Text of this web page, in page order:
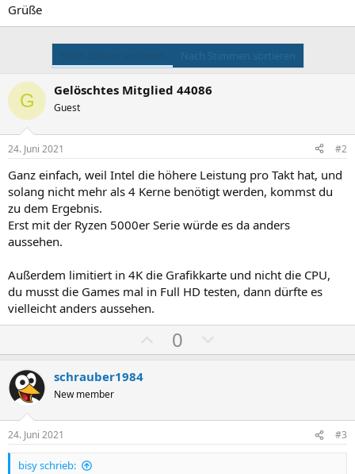
Grüße
Nach Stimmen sortieren
G Gelöschtes Mitglied 44086
Guest
24. Juni 2021 #2
Ganz einfach, weil Intel die höhere Leistung pro Takt hat, und
solang nicht mehr als 4 Kerne benötigt werden, kommst du
zu dem Ergebnis.
Erst mit der Ryzen 5000er Serie würde es da anders
aussehen.
Außerdem limitiert in 4K die Grafikkarte und nicht die CPU,
du musst die Games mal in Full HD testen, dann dürfte es
vielleicht anders aussehen.
o
t
v
0
e
t
v
schrauber1984
New member
24. Juni 2021 #3
bisy schrieb: